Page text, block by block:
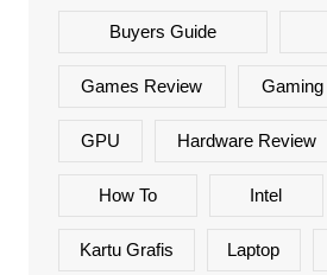
Buyers Guide
Games Review Gaming
GPU Hardware Review
How To Intel
Kartu Grafis Laptop